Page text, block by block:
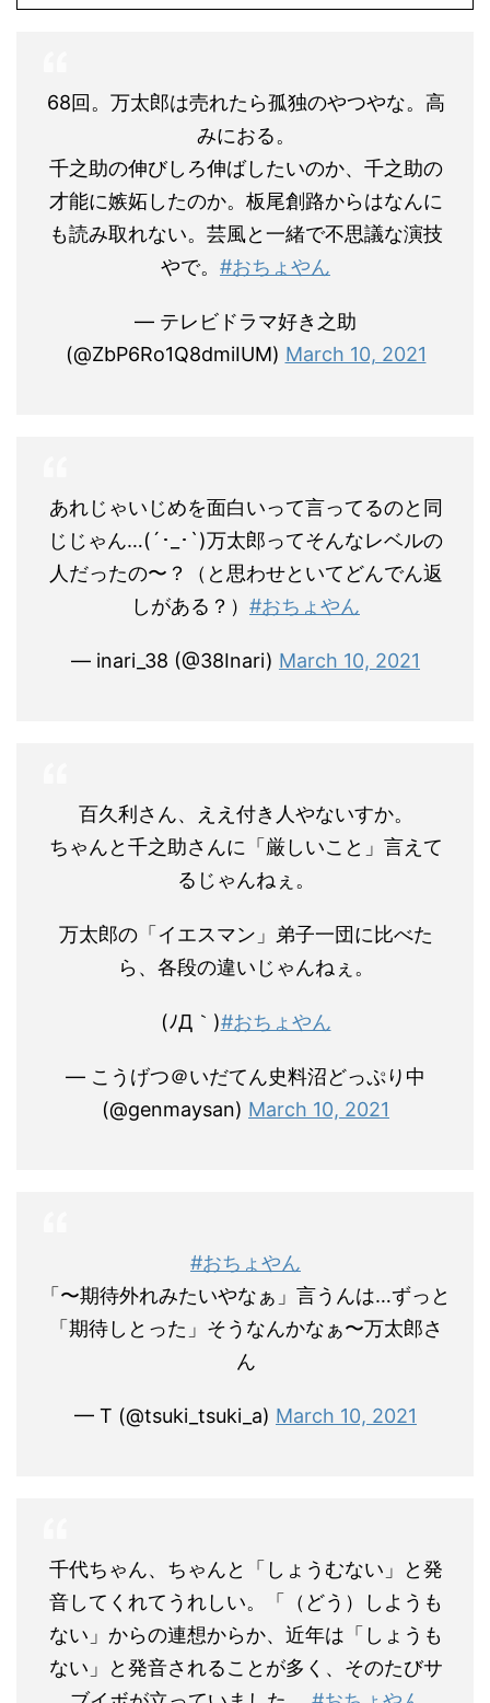
68回。万太郎は売れたら孤独のやつやな。高
みにおる。
千之助の伸びしろ伸ばしたいのか、千之助の
才能に嫉妬したのか。板尾創路からはなんに
も読み取れない。芸風と一緒で不思議な演技
やで。 #おちょやん
— テレビドラマ好き之助
(@ZbP6Ro1Q8dmiIUM) March 10, 2021
あれじゃいじめを面白いって言ってるのと同
じじゃん…(´･_･`)万太郎ってそんなレベルの
人だったの〜？（と思わせといてどんでん返
しがある？） #おちょやん
— inari_38 (@38Inari) March 10, 2021
百久利さん、ええ付き人やないすか。
ちゃんと千之助さんに「厳しいこと」言えて
るじゃんねぇ。
万太郎の「イエスマン」弟子一団に比べた
ら、各段の違いじゃんねぇ。
(ﾉД｀)#おちょやん
— こうげつ＠いだてん史料沼どっぷり中
(@genmaysan) March 10, 2021
#おちょやん
「〜期待外れみたいやなぁ」言うんは…ずっと
「期待しとった」そうなんかなぁ〜万太郎さ
ん
— T (@tsuki_tsuki_a) March 10, 2021
千代ちゃん、ちゃんと「しょうむない」と発
音してくれてうれしい。「（どう）しようも
ない」からの連想からか、近年は「しょうも
ない」と発音されることが多く、そのたびサ